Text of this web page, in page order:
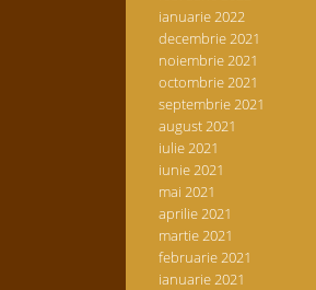
ianuarie 2022
decembrie 2021
noiembrie 2021
octombrie 2021
septembrie 2021
august 2021
iulie 2021
iunie 2021
mai 2021
aprilie 2021
martie 2021
februarie 2021
ianuarie 2021